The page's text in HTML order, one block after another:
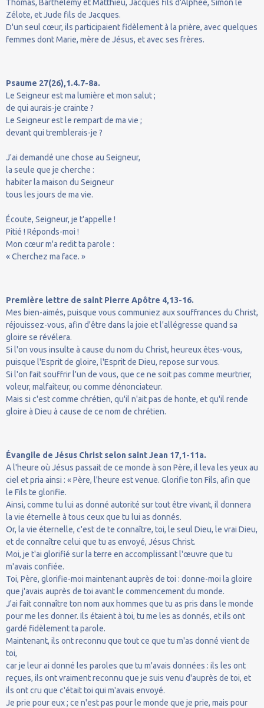
Thomas, Barthélemy et Matthieu, Jacques fils d'Alphée, Simon le
Zélote, et Jude fils de Jacques.
D'un seul cœur, ils participaient fidèlement à la prière, avec quelques
femmes dont Marie, mère de Jésus, et avec ses frères.
Psaume 27(26),1.4.7-8a.
Le Seigneur est ma lumière et mon salut ;
de qui aurais-je crainte ?
Le Seigneur est le rempart de ma vie ;
devant qui tremblerais-je ?
J'ai demandé une chose au Seigneur,
la seule que je cherche :
habiter la maison du Seigneur
tous les jours de ma vie.
Écoute, Seigneur, je t'appelle !
Pitié ! Réponds-moi !
Mon cœur m'a redit ta parole :
« Cherchez ma face. »
Première lettre de saint Pierre Apôtre 4,13-16.
Mes bien-aimés, puisque vous communiez aux souffrances du Christ,
réjouissez-vous, afin d'être dans la joie et l'allégresse quand sa
gloire se révélera.
Si l'on vous insulte à cause du nom du Christ, heureux êtes-vous,
puisque l'Esprit de gloire, l'Esprit de Dieu, repose sur vous.
Si l'on fait souffrir l'un de vous, que ce ne soit pas comme meurtrier,
voleur, malfaiteur, ou comme dénonciateur.
Mais si c'est comme chrétien, qu'il n'ait pas de honte, et qu'il rende
gloire à Dieu à cause de ce nom de chrétien.
Évangile de Jésus Christ selon saint Jean 17,1-11a.
A l'heure où Jésus passait de ce monde à son Père, il leva les yeux au
ciel et pria ainsi : « Père, l'heure est venue. Glorifie ton Fils, afin que
le Fils te glorifie.
Ainsi, comme tu lui as donné autorité sur tout être vivant, il donnera
la vie éternelle à tous ceux que tu lui as donnés.
Or, la vie éternelle, c'est de te connaître, toi, le seul Dieu, le vrai Dieu,
et de connaître celui que tu as envoyé, Jésus Christ.
Moi, je t'ai glorifié sur la terre en accomplissant l'œuvre que tu
m'avais confiée.
Toi, Père, glorifie-moi maintenant auprès de toi : donne-moi la gloire
que j'avais auprès de toi avant le commencement du monde.
J'ai fait connaître ton nom aux hommes que tu as pris dans le monde
pour me les donner. Ils étaient à toi, tu me les as donnés, et ils ont
gardé fidèlement ta parole.
Maintenant, ils ont reconnu que tout ce que tu m'as donné vient de
toi,
car je leur ai donné les paroles que tu m'avais données : ils les ont
reçues, ils ont vraiment reconnu que je suis venu d'auprès de toi, et
ils ont cru que c'était toi qui m'avais envoyé.
Je prie pour eux ; ce n'est pas pour le monde que je prie, mais pour